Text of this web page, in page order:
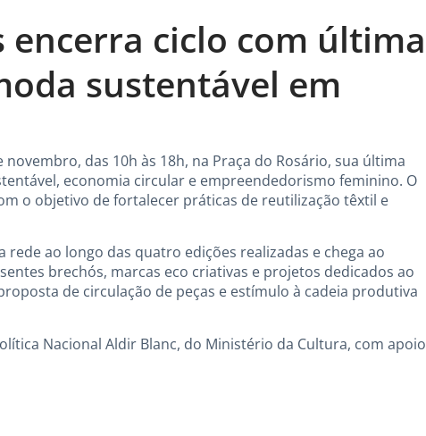
encerra ciclo com última
sustentável em
das 10h às 18h, na Praça do Rosário, sua última
economia circular e empreendedorismo feminino. O
o objetivo de fortalecer práticas de reutilização têxtil e
ao longo das quatro edições realizadas e chega ao
brechós, marcas eco criativas e projetos dedicados ao
de circulação de peças e estímulo à cadeia produtiva
Nacional Aldir Blanc, do Ministério da Cultura, com apoio